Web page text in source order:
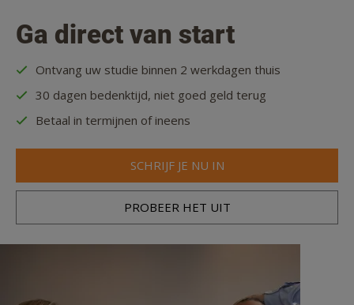
Ga direct van start
Ontvang uw studie binnen 2 werkdagen thuis
30 dagen bedenktijd, niet goed geld terug
Betaal in termijnen of ineens
SCHRIJF JE NU IN
PROBEER HET UIT